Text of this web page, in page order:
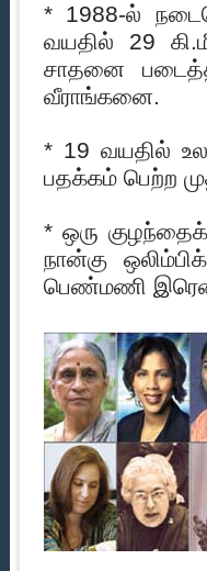
* 1988-ல்
வயதில் 29
சாதனை
வீராங்கனை.
* 19 வயதில்
பதக்கம் பெற்ற
* ஒரு
நான்கு
பெண்மணி